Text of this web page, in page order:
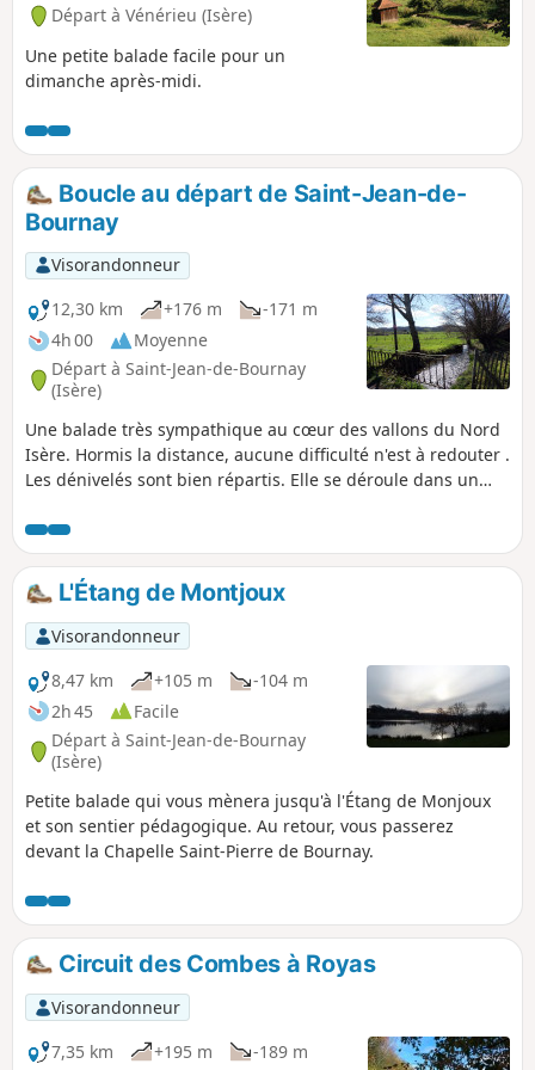
Départ à Vénérieu (Isère)
Une petite balade facile pour un
dimanche après-midi.
Boucle au départ de Saint-Jean-de-
Bournay
Visorandonneur
12,30 km
+176 m
-171 m
4h 00
Moyenne
Départ à Saint-Jean-de-Bournay
(Isère)
Une balade très sympathique au cœur des vallons du Nord
Isère. Hormis la distance, aucune difficulté n'est à redouter .
Les dénivelés sont bien répartis. Elle se déroule dans un
Charantonnay.
L'Étang de Montjoux
Visorandonneur
8,47 km
+105 m
-104 m
2h 45
Facile
Départ à Saint-Jean-de-Bournay
(Isère)
Petite balade qui vous mènera jusqu'à l'Étang de Monjoux
et son sentier pédagogique. Au retour, vous passerez
devant la Chapelle Saint-Pierre de Bournay.
Circuit des Combes à Royas
Visorandonneur
7,35 km
+195 m -189 m